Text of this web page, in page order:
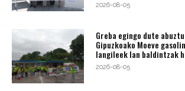
2026-08-05
Greba egingo dute
Gipuzkoako Moeve
langileek lan baldintzak
2026-08-05